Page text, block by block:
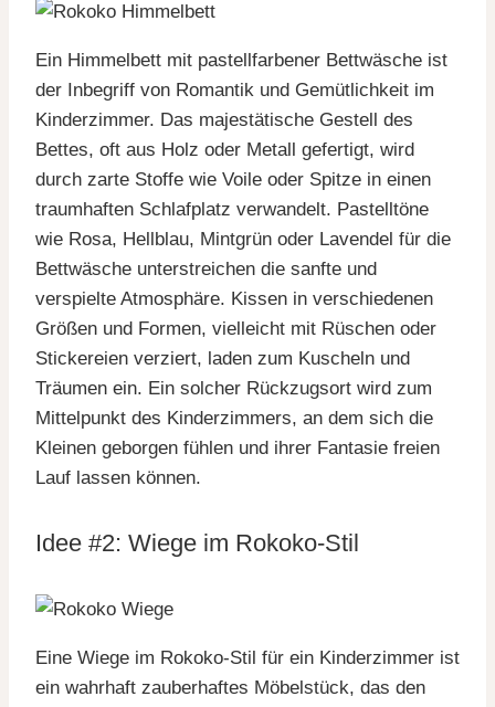
Ein Himmelbett mit pastellfarbener Bettwäsche ist
der Inbegriff von Romantik und Gemütlichkeit im
Kinderzimmer. Das majestätische Gestell des
Bettes, oft aus Holz oder Metall gefertigt, wird
durch zarte Stoffe wie Voile oder Spitze in einen
traumhaften Schlafplatz verwandelt. Pastelltöne
wie Rosa, Hellblau, Mintgrün oder Lavendel für die
Bettwäsche unterstreichen die sanfte und
verspielte Atmosphäre. Kissen in verschiedenen
Größen und Formen, vielleicht mit Rüschen oder
Stickereien verziert, laden zum Kuscheln und
Träumen ein. Ein solcher Rückzugsort wird zum
Mittelpunkt des Kinderzimmers, an dem sich die
Kleinen geborgen fühlen und ihrer Fantasie freien
Lauf lassen können.
Idee #2: Wiege im Rokoko-Stil
Eine Wiege im Rokoko-Stil für ein Kinderzimmer ist
ein wahrhaft zauberhaftes Möbelstück, das den